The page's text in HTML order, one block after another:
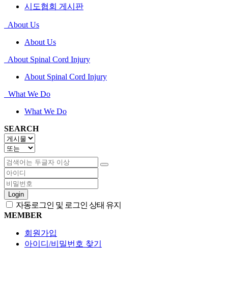
시도협회 게시판
About Us
About Us
About Spinal Cord Injury
About Spinal Cord Injury
What We Do
What We Do
SEARCH
Login
자동로그인 및 로그인 상태 유지
MEMBER
회원가입
아이디/비밀번호 찾기